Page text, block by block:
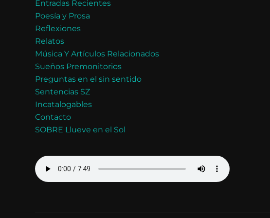
Entradas Recientes
Poesía y Prosa
Reflexiones
Relatos
Música Y Artículos Relacionados
Sueños Premonitorios
Preguntas en el sin sentido
Sentencias SZ
Incatalogables
Contacto
SOBRE Llueve en el Sol